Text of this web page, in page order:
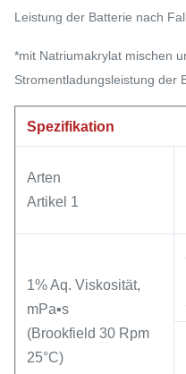
Leistung der Batterie nach
*mit Natriumakrylat mischen
Stromentladungsleistung der
Spezifikation
Arten
Artikel 1
1% Aq. Viskosität,
mPa▪s
(Brookfield 30 Rpm
25°C)